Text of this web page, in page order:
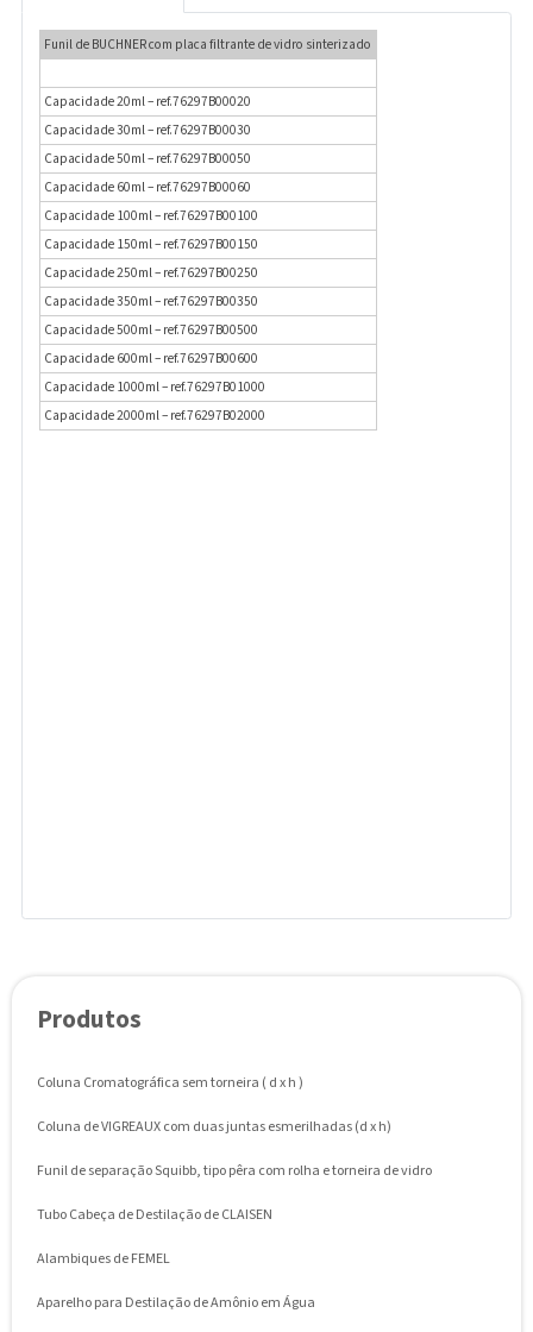
Funil de BUCHNER com placa filtrante de vidro sinterizado
Capacidade 20ml – ref.76297B00020
Capacidade 30ml – ref.76297B00030
Capacidade 50ml – ref.76297B00050
Capacidade 60ml – ref.76297B00060
Capacidade 100ml – ref.76297B00100
Capacidade 150ml – ref.76297B00150
Capacidade 250ml – ref.76297B00250
Capacidade 350ml – ref.76297B00350
Capacidade 500ml – ref.76297B00500
Capacidade 600ml – ref.76297B00600
Capacidade 1000ml – ref.76297B01000
Capacidade 2000ml – ref.76297B02000
Produtos
Coluna Cromatográfica sem torneira ( d x h )
Coluna de VIGREAUX com duas juntas esmerilhadas (d x h)
Funil de separação Squibb, tipo pêra com rolha e torneira de vidro
Tubo Cabeça de Destilação de CLAISEN
Alambiques de FEMEL
Aparelho para Destilação de Amônio em Água